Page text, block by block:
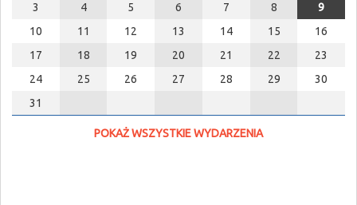
3
4 5 6 7 8
9
10
11 12 13 14 15
16
17
18 19 20 21 22
23
24
25 26 27 28 29
30
31
POKAŻ WSZYSTKIE WYDARZENIA